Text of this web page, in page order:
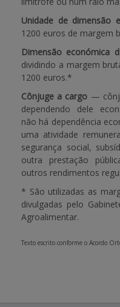
Unidade de dimensão
1200 euros de margem
Dimensão económica
dividindo a margem
1200 euros.*
Cônjuge a cargo —
dependendo dele
não há dependência
uma atividade
segurança social,
outra prestação
outros rendimentos
* São utilizadas as
divulgadas pelo
Agroalimentar.
Texto escrito conforme o Acordo